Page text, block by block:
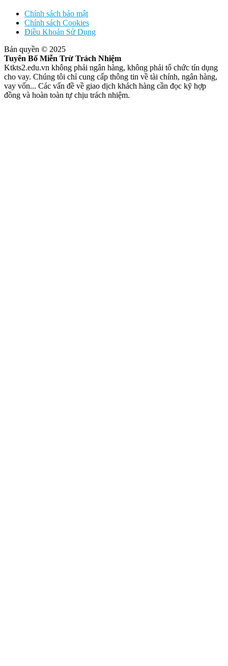
Chính sách bảo mật
Chính sách Cookies
Điều Khoản Sử Dụng
Bản quyền © 2025
Tuyên Bố Miễn Trừ Trách Nhiệm
Ktkts2.edu.vn không phải ngân hàng, không phải tổ chức tín dụng
cho vay. Chúng tôi chỉ cung cấp thông tin về tài chính, ngân hàng,
vay vốn... Các vấn đề về giao dịch khách hàng cần đọc kỹ hợp
đồng và hoàn toàn tự chịu trách nhiệm.